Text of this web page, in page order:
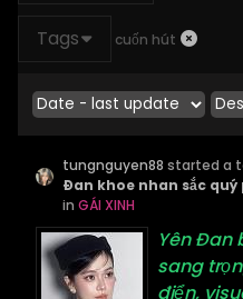
Tags cuốn hút
tungnguyen88 started a
Đan khoe nhan sắc
inGÁI XINH
Yên Đan
sang
điển,